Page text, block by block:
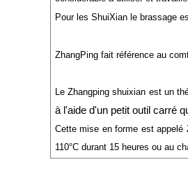
Pour les ShuiXian le brassage
ZhangPing fait référence au
Le Zhangping shuixian est un
à l'aide d'un petit outil carré
Cette mise en forme est appelé
110°C durant 15 heures ou au